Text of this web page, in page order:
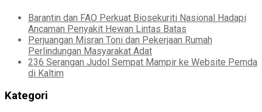
Barantin dan FAO Perkuat Biosekuriti Nasional Hadapi
Ancaman Penyakit Hewan Lintas Batas
Perjuangan Misran Toni dan Pekerjaan Rumah
Perlindungan Masyarakat Adat
236 Serangan Judol Sempat Mampir ke Website Pemda
di Kaltim
Kategori